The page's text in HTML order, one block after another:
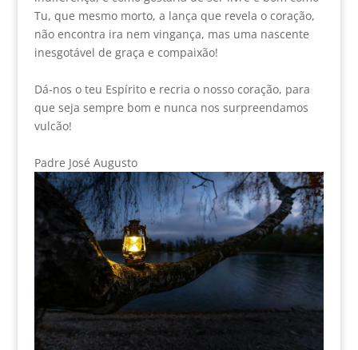
Tu, que mesmo morto, a lança que revela o coração,
não encontra ira nem vingança, mas uma nascente
inesgotável de graça e compaixão!
Dá-nos o teu Espírito e recria o nosso coração, para
que seja sempre bom e nunca nos surpreendamos
vulcão!
Padre José Augusto